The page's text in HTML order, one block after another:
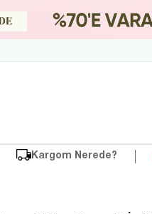
Kargom Nerede?